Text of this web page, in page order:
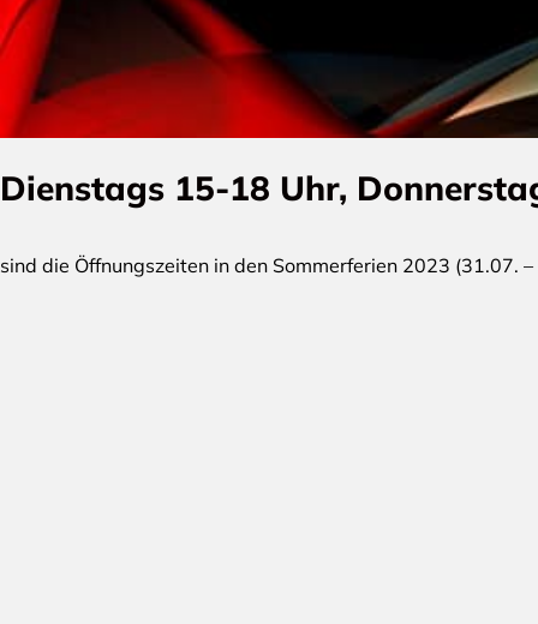
Dienstags 15-18 Uhr,
sind die Öffnungszeiten in den Sommerferien 2023